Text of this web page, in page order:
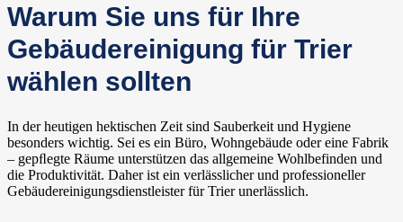
Warum Sie uns für Ihre
Gebäudereinigung für Trier
wählen sollten
In der heutigen hektischen Zeit sind Sauberkeit und Hygiene
besonders wichtig. Sei es ein Büro, Wohngebäude oder eine Fabrik
– gepﬂegte Räume unterstützen das allgemeine Wohlbefinden und
die Produktivität. Daher ist ein verlässlicher und professioneller
Gebäudereinigungsdienstleister für Trier unerlässlich.